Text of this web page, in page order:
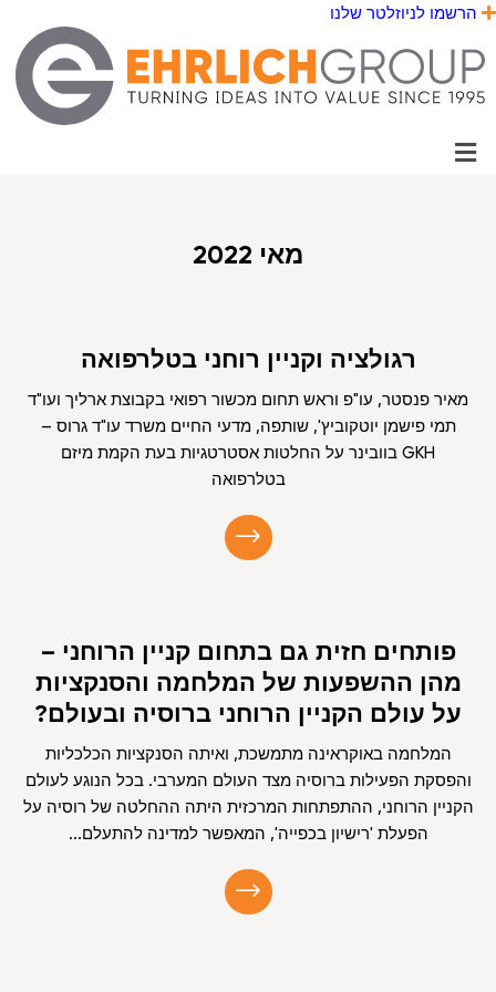
הרשמו לניוזלטר שלנו
Menu
מאי 2022
רגולציה וקניין רוחני בטלרפואה
מאיר פנסטר, עו"פ וראש תחום מכשור רפואי בקבוצת ארליך ועו"ד
תמי פישמן יוטקוביץ', שותפה, מדעי החיים משרד עו"ד גרוס –
GKH בוובינר על החלטות אסטרטגיות בעת הקמת מיזם
בטלרפואה
פותחים חזית גם בתחום קניין הרוחני –
מהן ההשפעות של המלחמה והסנקציות
על עולם הקניין הרוחני ברוסיה ובעולם?
המלחמה באוקראינה מתמשכת, ואיתה הסנקציות הכלכליות
והפסקת הפעילות ברוסיה מצד העולם המערבי. בכל הנוגע לעולם
הקניין הרוחני, ההתפתחות המרכזית היתה ההחלטה של רוסיה על
הפעלת 'רישיון בכפייה', המאפשר למדינה להתעלם...